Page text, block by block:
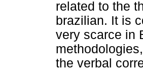
related to the
brazilian. It is
very scarce in
the verbal